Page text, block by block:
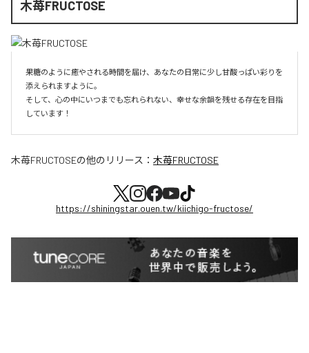
木苺FRUCTOSE
果糖のように癒やされる時間を届け、あなたの日常に少し甘酸っぱい彩りを
添えられますように。
そして、心の中にいつまでも忘れられない、幸せな余韻を残せる存在を目指
しています！
木苺FRUCTOSEの他のリリース： 木苺FRUCTOSE
https://shiningstar.ouen.tw/kiichigo-fructose/